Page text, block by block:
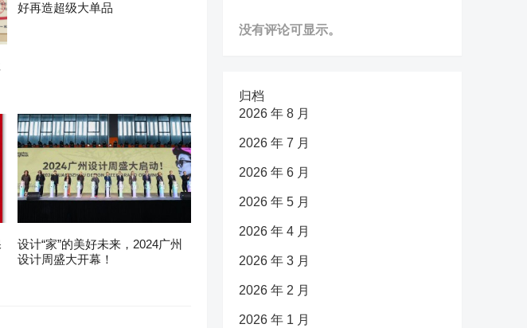
好再造超级大单品
设计“家”的美好未来，2024广州
设计周盛大开幕！
没有评论可显示。
归档
2026 年 8 月
2026 年 7 月
2026 年 6 月
2026 年 5 月
2026 年 4 月
2026 年 3 月
2026 年 2 月
2026 年 1 月